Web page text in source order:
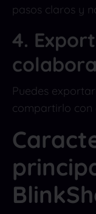
pasos claros y
4.
Puedes
compartirlo con